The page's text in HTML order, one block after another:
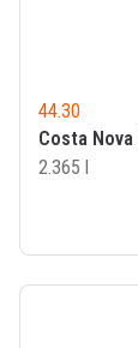
44.30
Costa Nova
2.365 l